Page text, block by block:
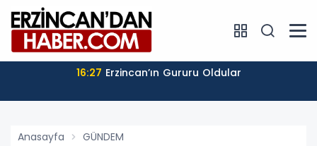
16:27 Erzincan’ın Gururu Oldular
Anasayfa GÜNDEM